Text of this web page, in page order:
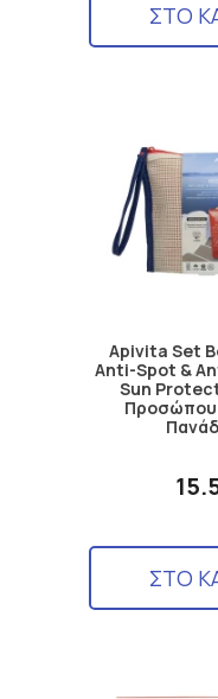
ΣΤΟ
Apivita Set
Anti-Spot &
Sun
ΣΤΟ